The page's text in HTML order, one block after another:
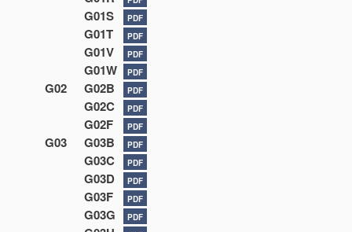
G01S PDF
G01T PDF
G01V PDF
G01W PDF
G02 G02B PDF
G02C PDF
G02F PDF
G03 G03B PDF
G03C PDF
G03D PDF
G03F PDF
G03G PDF